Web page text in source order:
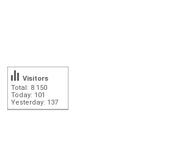
Total: 8 150
Today: 101
Yesterday: 137
Visitors